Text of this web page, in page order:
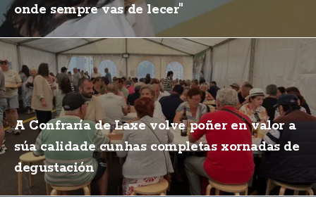
onde sempre vas de lecer"
A Confraría de Laxe volve poñer en valor a
súa calidade cunhas completas xornadas de
degustación